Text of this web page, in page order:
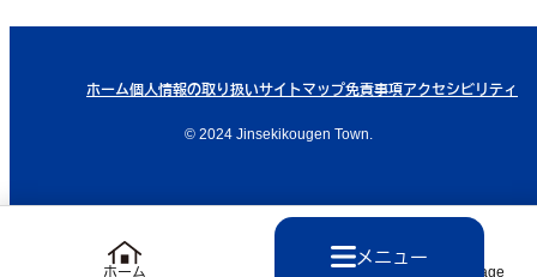
ホーム
メニュー
Language
ホーム個人情報の取り扱いサイトマップ免責事項アクセシビリティ
© 2024 Jinsekikougen Town.